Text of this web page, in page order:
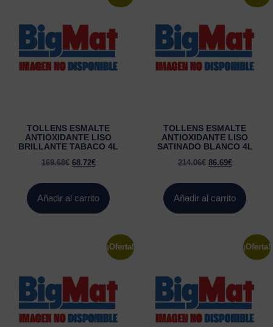
TOLLENS ESMALTE
ANTIOXIDANTE LISO
BRILLANTE TABACO 4L
169.68€ 68.72€
Añadir al carrito
TOLLENS ESMALTE
ANTIOXIDANTE LISO
SATINADO BLANCO 4L
214.06€ 86.69€
Añadir al carrito
¡Oferta! ¡Oferta!